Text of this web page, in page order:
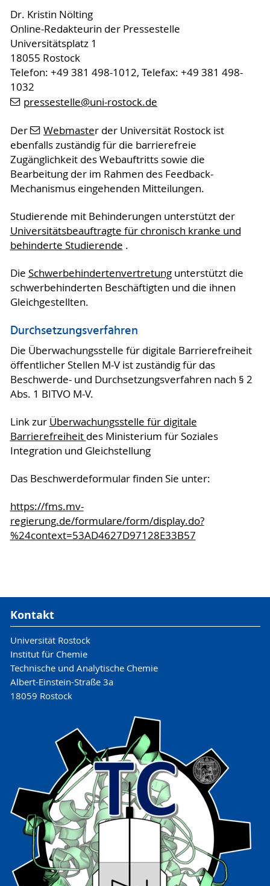
Dr. Kristin Nölting
Online-Redakteurin der Pressestelle
Universitätsplatz 1
18055 Rostock
Telefon: +49 381 498-1012, Telefax: +49 381 498-
1032
pressestelle@uni-rostock.de
Der Webmaster der Universität Rostock ist
ebenfalls zuständig für die barrierefreie
Zugänglichkeit des Webauftritts sowie die
Bearbeitung der im Rahmen des Feedback-
Mechanismus eingehenden Mitteilungen.
Studierende mit Behinderungen unterstützt der
Universitätsbeauftragte für chronisch kranke und
behinderte Studierende .
Die Schwerbehindertenvertretungunterstützt die
schwerbehinderten Beschäftigten und die ihnen
Gleichgestellten.
Durchsetzungsverfahren
Die Überwachungsstelle für digitale Barrierefreiheit
öffentlicher Stellen M-V ist zuständig für das
Beschwerde- und Durchsetzungsverfahren nach § 2
Abs. 1 BITVO M-V.
Link zur Überwachungsstelle für digitale
Barrierefreiheit des Ministerium für Soziales
Integration und Gleichstellung
Das Beschwerdeformular finden Sie unter:
https://fms.mv-
regierung.de/formulare/form/display.do?
%24context=53AD4627D97128E33B57
Kontakt
Universität Rostock
Institut für Chemie
Technische und Analytische Chemie
Albert-Einstein-Straße 3a
18059 Rostock